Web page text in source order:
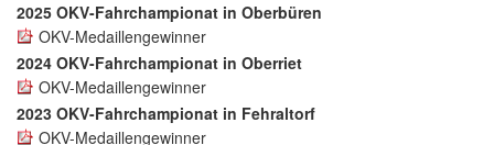
2025 OKV-Fahrchampionat in Oberbüren
OKV-Medaillengewinner
2024 OKV-Fahrchampionat in Oberriet
OKV-Medaillengewinner
2023 OKV-Fahrchampionat in Fehraltorf
OKV-Medaillengewinner